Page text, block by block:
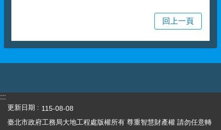
回上一頁
:::
更新日期
115-08-08
臺北市政府工務局大地工程處版權所有 尊重智慧財產權 請勿任意轉